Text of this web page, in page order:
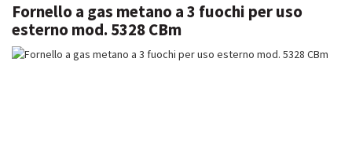
Fornello a gas metano a 3 fuochi per uso
esterno mod. 5328 CBm